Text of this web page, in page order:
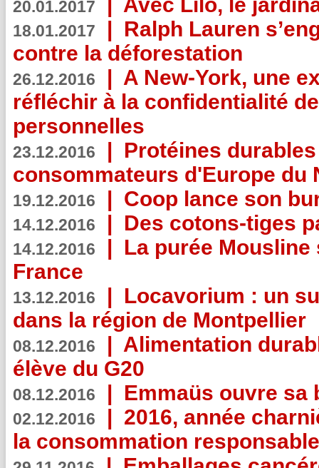
20.01.2017
18.01.2017 | Ralph Lauren
contre la déforestation
26.12.2016 | A New-York, une
réfléchir à la confidentialité
personnelles
23.12.2016 | Protéines
consommateurs d'Europe du
19.12.2016 | Coop lance son
14.12.2016 | Des cotons-tiges
14.12.2016 | La purée
France
13.12.2016 | Locavorium : un
dans la région de Montpellier
08.12.2016 | Alimentation
élève du G20
08.12.2016 | Emmaüs ouvre sa
02.12.2016 | 2016, année
la consommation